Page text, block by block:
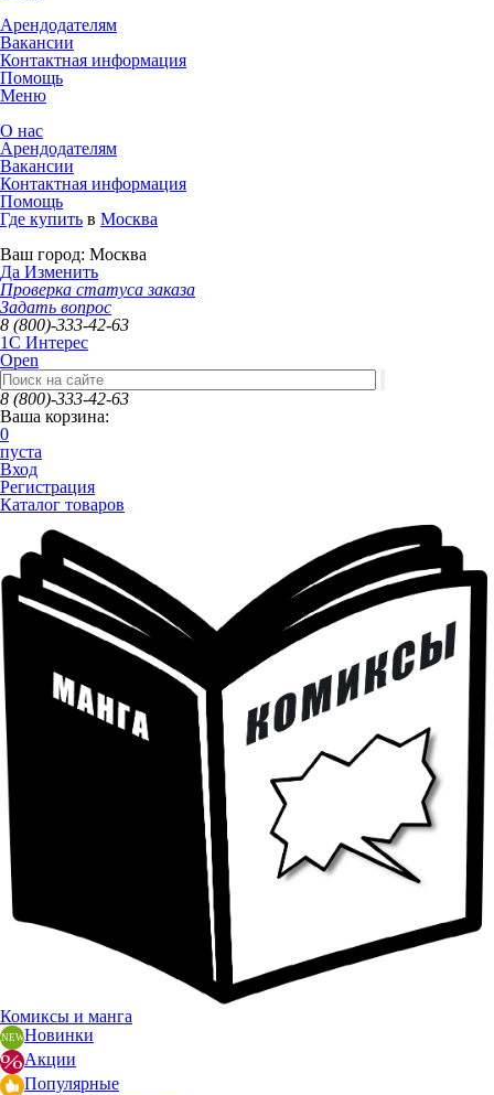
Арендодателям
Вакансии
Контактная информация
Помощь
Меню
О нас
Арендодателям
Вакансии
Контактная информация
Помощь
Где купить в Москва
Ваш город: Москва
Да Изменить
Проверка статуса заказа
Задать вопрос
8 (800)-333-42-63
1C Интерес
Open
8 (800)-333-42-63
Ваша корзина:
0
пуста
Вход
Регистрация
Каталог товаров
Комиксы и манга
Новинки
Акции
Популярные